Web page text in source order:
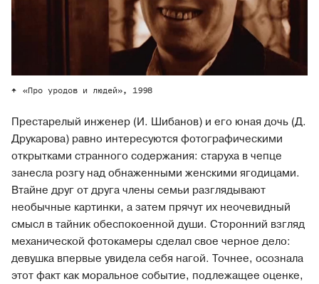
«Про уродов и людей», 1998
Престарелый инженер (И. Шибанов) и его юная дочь (Д.
Друкарова) равно интересуются фотографическими
открытками странного содержания: старуха в чепце
занесла розгу над обнаженными женскими ягодицами.
Втайне друг от друга члены семьи разглядывают
необычные картинки, а затем прячут их неочевидный
смысл в тайник обеспокоенной души. Сторонний взгляд
механической фотокамеры сделал свое черное дело:
девушка впервые увидела себя нагой. Точнее, осознала
этот факт как моральное событие, подлежащее оценке,